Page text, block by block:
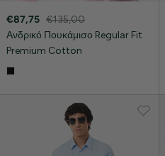
€87,75 €135,00
Ανδρικό Πουκάμισο Regular Fit
Premium Cotton